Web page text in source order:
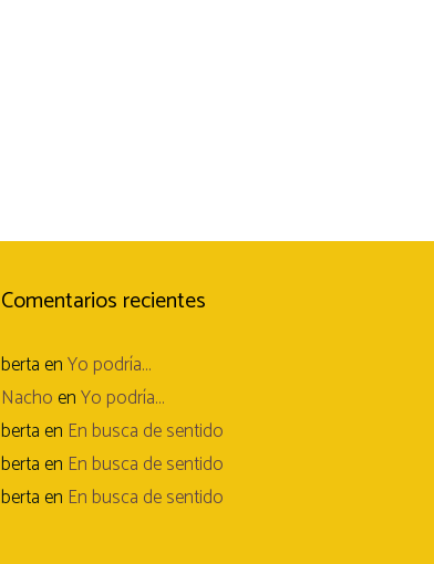
Comentarios recientes
bertaenYo podría…
NachoenYo podría…
bertaen En busca de sentido
bertaen En busca de sentido
bertaen En busca de sentido